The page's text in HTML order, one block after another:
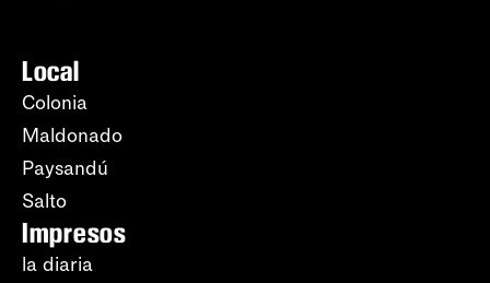
Local
Colonia
Maldonado
Paysandú
Salto
Impresos
la diaria